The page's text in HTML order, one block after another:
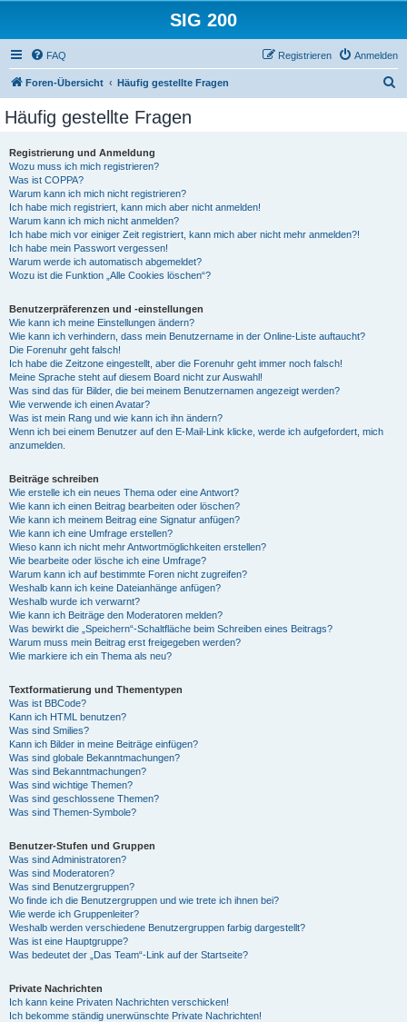
SIG 200
FAQ Anmelden
Registrieren
Foren-Übersicht Häufig gestellte Fragen
Häufig gestellte Fragen
Registrierung und Anmeldung
Wozu muss ich mich registrieren?
Was ist COPPA?
Warum kann ich mich nicht registrieren?
Ich habe mich registriert, kann mich aber nicht anmelden!
Warum kann ich mich nicht anmelden?
Ich habe mich vor einiger Zeit registriert, kann mich aber nicht mehr anmelden?!
Ich habe mein Passwort vergessen!
Warum werde ich automatisch abgemeldet?
Wozu ist die Funktion „Alle Cookies löschen“?
Benutzerpräferenzen und -einstellungen
Wie kann ich meine Einstellungen ändern?
Wie kann ich verhindern, dass mein Benutzername in der Online-Liste auftaucht?
Die Forenuhr geht falsch!
Ich habe die Zeitzone eingestellt, aber die Forenuhr geht immer noch falsch!
Meine Sprache steht auf diesem Board nicht zur Auswahl!
Was sind das für Bilder, die bei meinem Benutzernamen angezeigt werden?
Wie verwende ich einen Avatar?
Was ist mein Rang und wie kann ich ihn ändern?
Wenn ich bei einem Benutzer auf den E-Mail-Link klicke, werde ich aufgefordert, mich
anzumelden.
Beiträge schreiben
Wie erstelle ich ein neues Thema oder eine Antwort?
Wie kann ich einen Beitrag bearbeiten oder löschen?
Wie kann ich meinem Beitrag eine Signatur anfügen?
Wie kann ich eine Umfrage erstellen?
Wieso kann ich nicht mehr Antwortmöglichkeiten erstellen?
Wie bearbeite oder lösche ich eine Umfrage?
Warum kann ich auf bestimmte Foren nicht zugreifen?
Weshalb kann ich keine Dateianhänge anfügen?
Weshalb wurde ich verwarnt?
Wie kann ich Beiträge den Moderatoren melden?
Was bewirkt die „Speichern“-Schaltfläche beim Schreiben eines Beitrags?
Warum muss mein Beitrag erst freigegeben werden?
Wie markiere ich ein Thema als neu?
Textformatierung und Thementypen
Was ist BBCode?
Kann ich HTML benutzen?
Was sind Smilies?
Kann ich Bilder in meine Beiträge einfügen?
Was sind globale Bekanntmachungen?
Was sind Bekanntmachungen?
Was sind wichtige Themen?
Was sind geschlossene Themen?
Was sind Themen-Symbole?
Benutzer-Stufen und Gruppen
Was sind Administratoren?
Was sind Moderatoren?
Was sind Benutzergruppen?
Wo finde ich die Benutzergruppen und wie trete ich ihnen bei?
Wie werde ich Gruppenleiter?
Weshalb werden verschiedene Benutzergruppen farbig dargestellt?
Was ist eine Hauptgruppe?
Was bedeutet der „Das Team“-Link auf der Startseite?
Private Nachrichten
Ich kann keine Privaten Nachrichten verschicken!
Ich bekomme ständig unerwünschte Private Nachrichten!